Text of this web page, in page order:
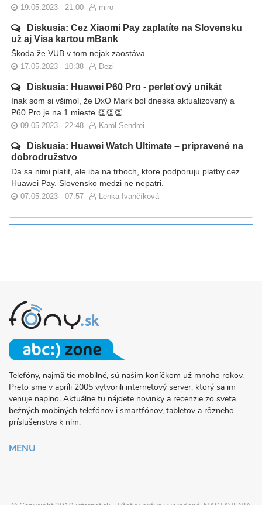
19.05.2023 - 21:00 miro
Diskusia: Cez Xiaomi Pay zaplatíte na Slovensku
už aj Visa kartou mBank
Škoda že VUB v tom nejak zaostáva
17.05.2023 - 10:38 Dezi
Diskusia: Huawei P60 Pro - perleťový unikát
Inak som si všimol, že DxO Mark bol dneska aktualizovaný a
P60 Pro je na 1.mieste 👏👏👏
09.05.2023 - 22:48 Karol Sendrei
Diskusia: Huawei Watch Ultimate – pripravené na
dobrodružstvo
Da sa nimi platit, ale iba na trhoch, ktore podporuju platby cez
Huawei Pay. Slovensko medzi ne nepatri.
07.05.2023 - 07:57 Lenka Ivančíková
O
PROJEKTE
FONY.SK
Telefóny, najmä tie mobilné, sú našim koníčkom už mnoho rokov.
Preto sme v apríli 2005 vytvorili internetový server, ktorý sa im
venuje naplno. Aktuálne tu nájdete novinky a recenzie zo sveta
bežných mobiných telefónov i smartfónov, tabletov a rôzneho
príslušenstva k nim.
MENU